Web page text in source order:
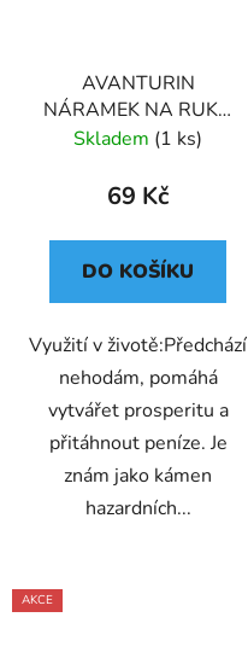
AVANTURIN
NÁRAMEK NA RUKU
KLASICKÝ (UNISEX)
Skladem (1 ks)
69 Kč
DO KOŠÍKU
Využití v životě:Předchází
nehodám, pomáhá
vytvářet prosperitu a
přitáhnout peníze. Je
znám jako kámen
hazardních...
AKCE